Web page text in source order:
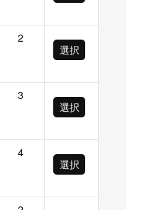
2
選択
3
選択
4
選択